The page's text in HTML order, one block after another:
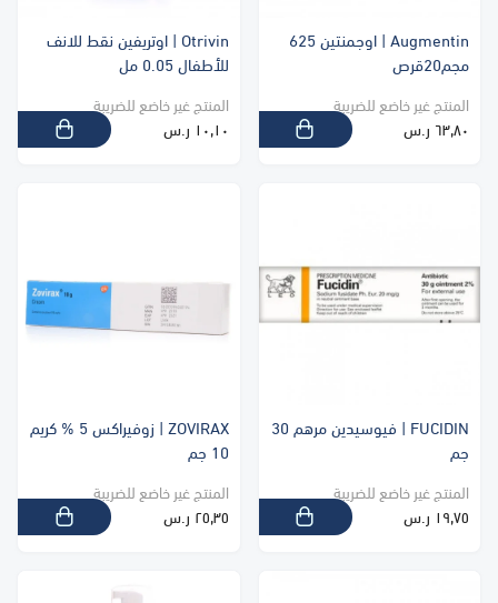
Augmentin | اوجمنتين 625
مجم20قرص
المنتج غير خاضع للضريبة
٦٣٫٨٠ ر.س
Otrivin | اوتريفين نقط للانف
للأطفال 0.05 مل
المنتج غير خاضع للضريبة
١٠٫١٠ ر.س
FUCIDIN | فيوسيدين مرهم 30
جم
المنتج غير خاضع للضريبة
١٩٫٧٥ ر.س
ZOVIRAX | زوفيراكس 5 % كريم
10 جم
المنتج غير خاضع للضريبة
٢٥٫٣٥ ر.س